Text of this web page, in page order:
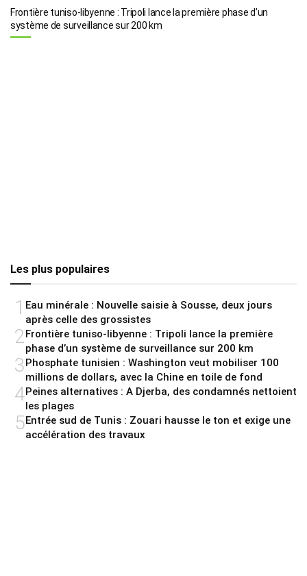
Frontière tuniso-libyenne : Tripoli lance la première phase d’un
système de surveillance sur 200 km
Les plus populaires
1 Eau minérale : Nouvelle saisie à Sousse, deux jours
après celle des grossistes
2Frontière tuniso-libyenne : Tripoli lance la première
phase d’un système de surveillance sur 200 km
3Phosphate tunisien : Washington veut mobiliser 100
millions de dollars, avec la Chine en toile de fond
4Peines alternatives : A Djerba, des condamnés nettoient
les plages
5Entrée sud de Tunis : Zouari hausse le ton et exige une
accélération des travaux